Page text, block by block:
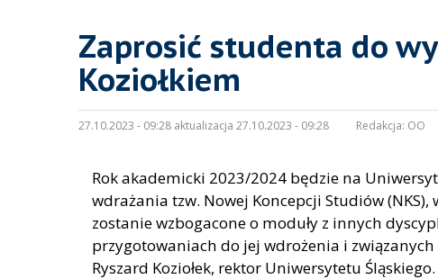
Zaprosić studenta do
Koziołkiem
27.10.2023 - 09:28 aktualizacja 27.10.2023 - 09:28 Redakcja: OO
Rok akademicki 2023/2024 będzie na
wdrażania tzw. Nowej Koncepcji Studiów
zostanie wzbogacone o moduły z innych
przygotowaniach do jej wdrożenia i
Ryszard Koziołek, rektor Uniwersytetu Śląskiego.